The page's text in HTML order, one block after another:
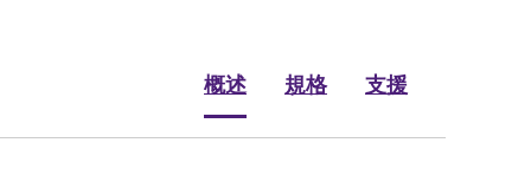
概述 規格 支援